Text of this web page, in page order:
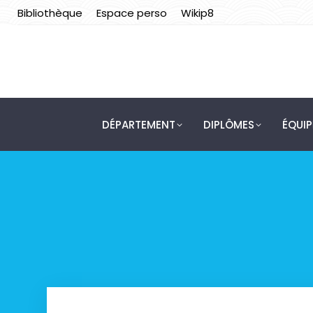
Bibliothèque Espace perso Wikip8
DÉPARTEMENT DIPLÔMES